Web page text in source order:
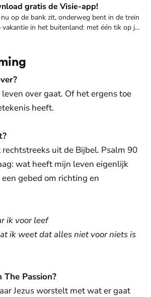
gratis de Visie-app!
op de bank zit, onderweg bent in de trein
in het buitenland: met één tik op je
over gaat. Of het ergens toe
heeft.
uit de Bijbel. Psalm 90
wat heeft mijn leven eigenlijk
gebed om richting en
ik voor leef
ik weet dat alles niet voor niets is
Passion?
Jezus worstelt met wat er gaat